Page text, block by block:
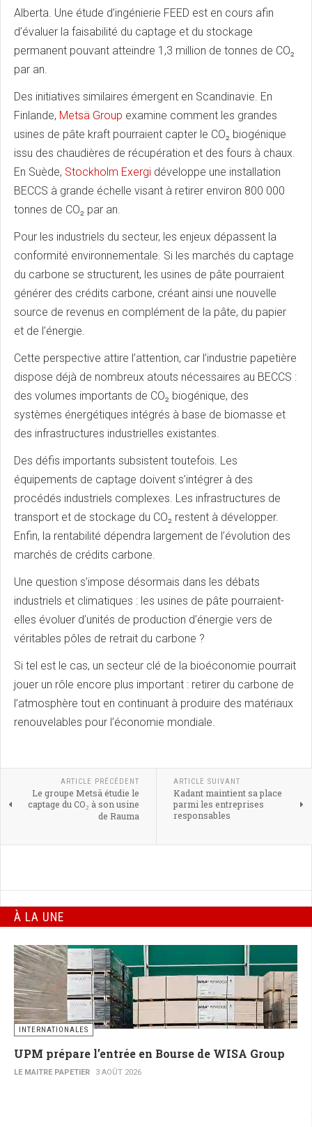
Alberta. Une étude d’ingénierie FEED est en cours afin
d’évaluer la faisabilité du captage et du stockage
permanent pouvant atteindre 1,3 million de tonnes de CO₂
par an.
Des initiatives similaires émergent en Scandinavie. En
Finlande, Metsä Group examine comment les grandes
usines de pâte kraft pourraient capter le CO₂ biogénique
issu des chaudières de récupération et des fours à chaux.
En Suède, Stockholm Exergi développe une installation
BECCS à grande échelle visant à retirer environ 800 000
tonnes de CO₂ par an.
Pour les industriels du secteur, les enjeux dépassent la
conformité environnementale. Si les marchés du captage
du carbone se structurent, les usines de pâte pourraient
générer des crédits carbone, créant ainsi une nouvelle
source de revenus en complément de la pâte, du papier
et de l’énergie.
Cette perspective attire l’attention, car l’industrie papetière
dispose déjà de nombreux atouts nécessaires au BECCS :
des volumes importants de CO₂ biogénique, des
systèmes énergétiques intégrés à base de biomasse et
des infrastructures industrielles existantes.
Des défis importants subsistent toutefois. Les
équipements de captage doivent s’intégrer à des
procédés industriels complexes. Les infrastructures de
transport et de stockage du CO₂ restent à développer.
Enfin, la rentabilité dépendra largement de l’évolution des
marchés de crédits carbone.
Une question s’impose désormais dans les débats
industriels et climatiques : les usines de pâte pourraient-
elles évoluer d’unités de production d’énergie vers de
véritables pôles de retrait du carbone ?
Si tel est le cas, un secteur clé de la bioéconomie pourrait
jouer un rôle encore plus important : retirer du carbone de
l’atmosphère tout en continuant à produire des matériaux
renouvelables pour l’économie mondiale.
ARTICLE PRÉCÉDENT
Le groupe Metsä étudie le
captage du CO₂ à son usine
de Rauma
ARTICLE SUIVANT
Kadant maintient sa place
parmi les entreprises
responsables
À LA UNE
INTERNATIONALES
UPM prépare l’entrée en Bourse de WISA Group
LE MAITRE PAPETIER 3 AOÛT 2026